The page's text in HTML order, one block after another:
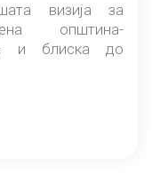
визија за
општина-
и блиска до